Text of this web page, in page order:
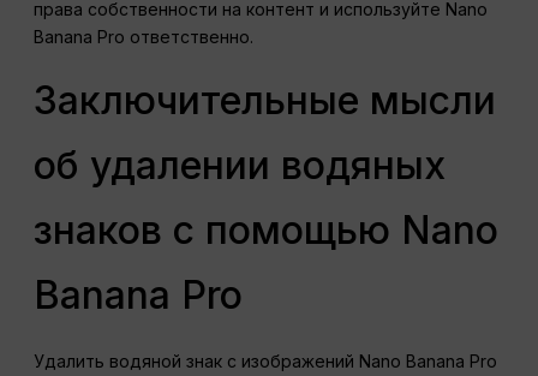
права собственности на контент и используйте Nano
Banana Pro ответственно.
Заключительные мысли
об удалении водяных
знаков с помощью Nano
Banana Pro
Удалить водяной знак с изображений Nano Banana Pro